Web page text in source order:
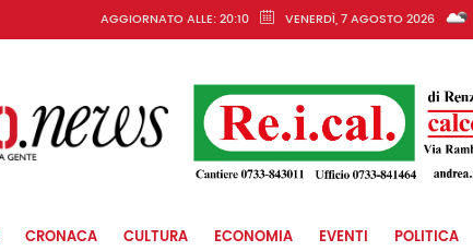
AGGIORNATO ALLE: 20:10 VENERDÌ, 7 AGOSTO 2026
CRONACA CULTURA ECONOMIA EVENTI POLITICA